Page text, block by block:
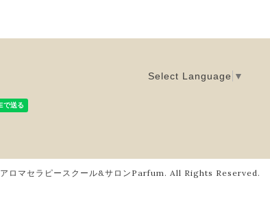
Select Language ▼
アロマセラピースクール&サロンParfum . All Rights Reserved.